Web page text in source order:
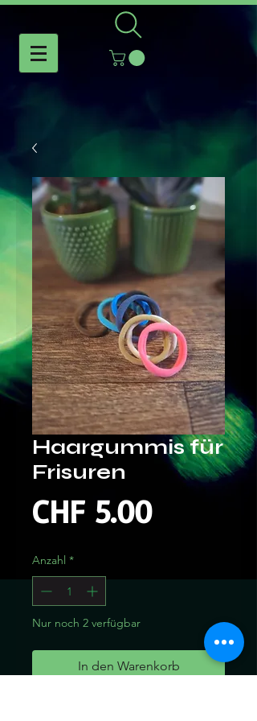
Haargummis für
Frisuren
CHF 5.00Preis
Anzahl *
Nur noch 2 verfügbar
In den Warenkorb